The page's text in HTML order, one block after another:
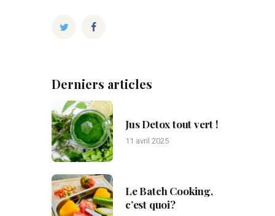
Derniers articles
Jus Detox tout vert !
11 avril 2025
Le Batch Cooking,
c’est quoi?